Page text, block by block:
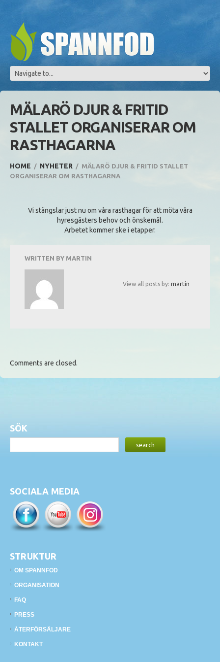
MÄLARÖ DJUR & FRITID
STALLET ORGANISERAR OM
RASTHAGARNA
HOME NYHETER
MÄLARÖ DJUR & FRITID STALLET
ORGANISERAR OM RASTHAGARNA
Vi stängslar just nu om våra rasthagar för att möta våra
hyresgästers behov och önskemål.
Arbetet kommer ske i etapper.
WRITTEN BY MARTIN
View all posts by: martin
Comments are closed.
SÖK
SOCIALA MEDIA
STRUKTUR
OM SPANNFOD
ORGANISATION
FAQ
PRESS
ÅTERFÖRSÄLJARE
KONTAKT